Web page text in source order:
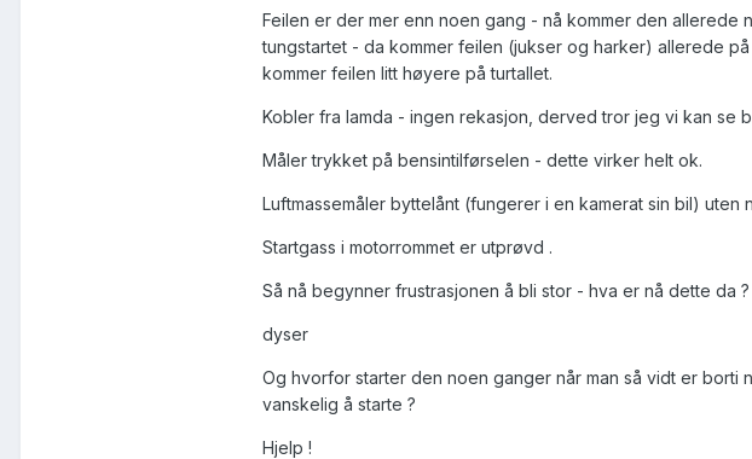
Feilen er der mer enn noen gang - nå kommer den allerede
tungstartet - da kommer feilen (jukser og harker) allerede
kommer feilen litt høyere på turtallet.
Kobler fra lamda - ingen rekasjon, derved tror jeg vi kan se
Måler trykket på bensintilførselen - dette virker helt ok.
Luftmassemåler byttelånt (fungerer i en kamerat sin bil) uten
Startgass i motorrommet er utprøvd .
Så nå begynner frustrasjonen å bli stor - hva er nå dette da ?
dyser
Og hvorfor starter den noen ganger når man så vidt er
vanskelig å starte ?
Hjelp !